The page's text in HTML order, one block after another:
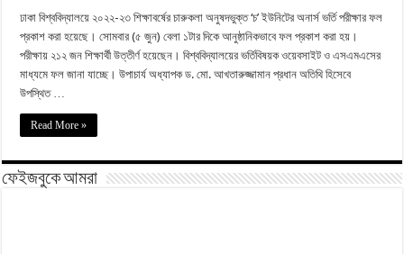
ঢাকা বিশ্ববিদ্যালয়ে ২০২২-২৩ শিক্ষাবর্ষের চারুকলা অনুষদভুক্ত ‘চ’ ইউনিটের অনার্স ভর্তি পরীক্ষার ফল
প্রকাশ করা হয়েছে। সোমবার (৫ জুন) বেলা ১টার দিকে আনুষ্ঠানিকভাবে ফল প্রকাশ করা হয়।
পরীক্ষায় ২১২ জন শিক্ষার্থী উত্তীর্ণ হয়েছেন। বিশ্ববিদ্যালয়ের ভর্তিবিষয়ক ওয়েবসাইট ও এসএমএসের
মাধ্যমে ফল জানা যাচ্ছে। উপাচার্য অধ্যাপক ড. মো. আখতারুজ্জামান প্রধান অতিথি হিসেবে
উপস্থিত …
Read More »
ফেইজবুকে আমরা